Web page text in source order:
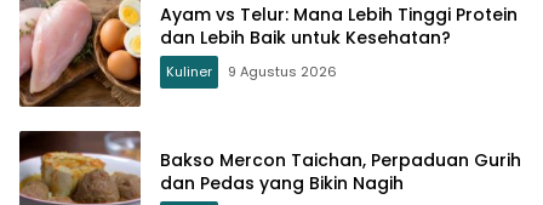
Ayam vs Telur: Mana Lebih Tinggi Protein
dan Lebih Baik untuk Kesehatan?
Kuliner 9 Agustus 2026
Bakso Mercon Taichan, Perpaduan Gurih
dan Pedas yang Bikin Nagih